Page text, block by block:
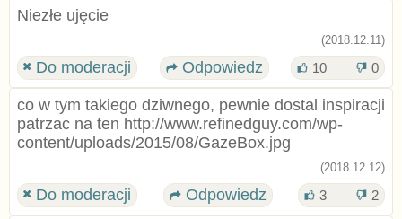
Niezłe ujęcie
(2018.12.11)
Do moderacji Odpowiedz 10 0
co w tym takiego dziwnego, pewnie dostal inspiracji
patrzac na ten http://www.refinedguy.com/wp-
content/uploads/2015/08/GazeBox.jpg
(2018.12.12)
Do moderacji Odpowiedz 3 2